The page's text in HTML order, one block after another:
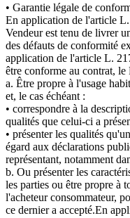
• Garantie légale de
En application de l'article
Vendeur est tenu de livrer
des défauts de conformité
application de l'article L.
être conforme au contrat, le
a. Être propre à l'usage
et, le cas échéant :
• correspondre à la
qualités que celui-ci a
• présenter les qualités
égard aux déclarations
représentant, notamment
b. Ou présenter les
les parties ou être propre à
l'acheteur consommateur,
ce dernier a accepté.En